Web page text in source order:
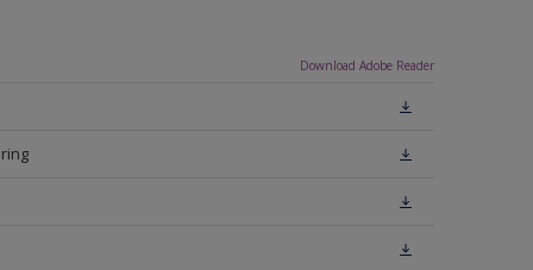
Download Adobe Reader